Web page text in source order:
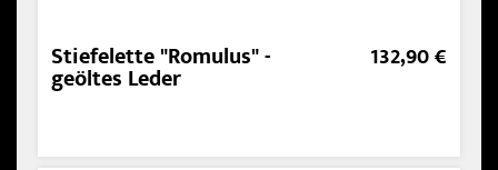
Stiefelette "Romulus" -
geöltes Leder
132,90 €